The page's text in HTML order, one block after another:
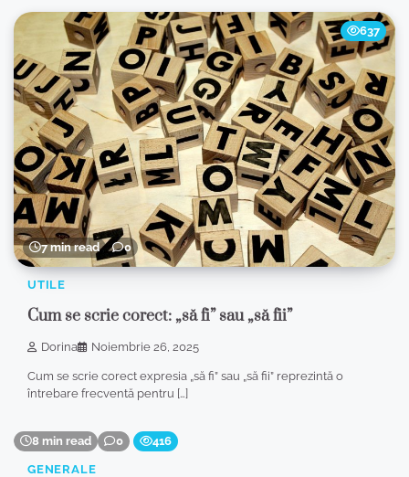
7 min read 0
637
UTILE
Cum se scrie corect: „să fi” sau „să fii”
Dorina Noiembrie 26, 2025
Cum se scrie corect expresia „să fi” sau „să fii” reprezintă o
întrebare frecventă pentru […]
8 min read 0 416
GENERALE